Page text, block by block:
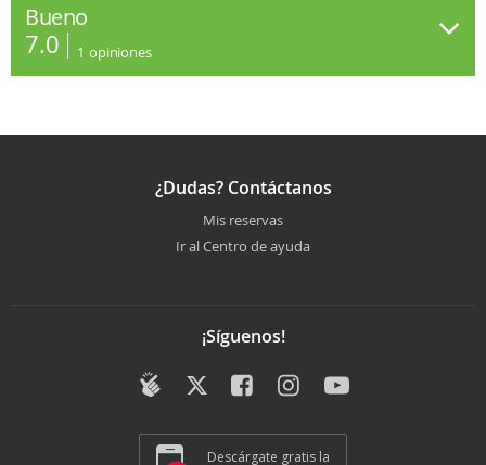
Bueno
7.0 1 opiniones
¿Dudas? Contáctanos
Mis reservas
Ir al Centro de ayuda
¡Síguenos!
Descárgate gratis la